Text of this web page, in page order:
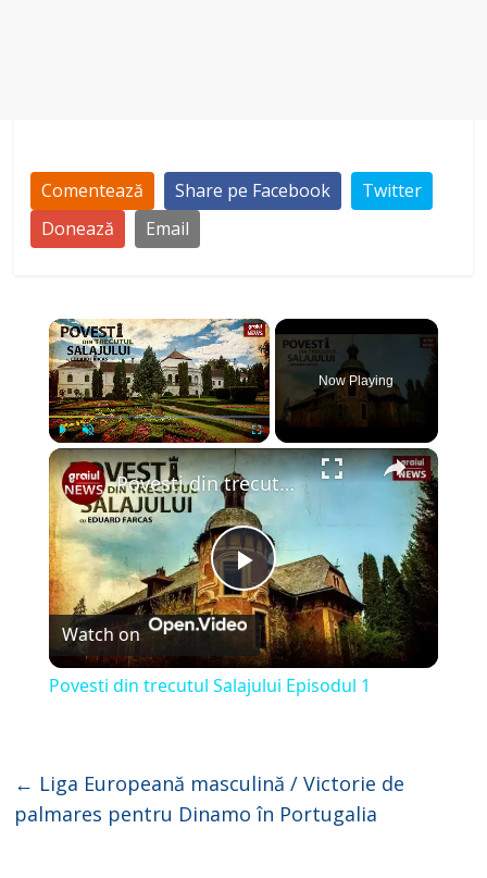
Comentează Share pe Facebook
Twitter
Donează
Email
×
Play Unmute Fullscreen
Now Playing
×
P
l
y
Povesti din trecutul Salajului Episodul 1
Watch on
Povesti din trecutul Salajului Episodul 1
← Liga Europeană masculină / Victorie de
palmares pentru Dinamo în Portugalia